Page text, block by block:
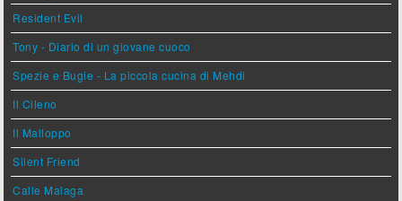
Resident Evil
Tony - Diario di un giovane cuoco
Spezie e Bugie - La piccola cucina di Mehdi
Il Cileno
Il Malloppo
Silent Friend
Calle Malaga